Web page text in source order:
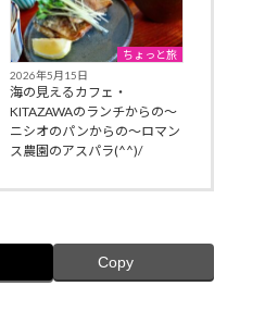
ちょっと旅
2026年5月15日
海の見えるカフェ・
KITAZAWAのランチからの～
ニシオのパンからの～ロマン
ス農園のアスパラ(^^)/
Copy